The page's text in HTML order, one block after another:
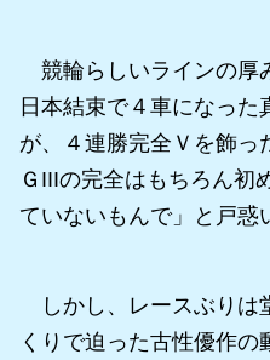
競輪らしいラインの厚
日本結束で４車になった
が、４連勝完全Ｖを飾っ
ＧIIIの完全はもちろん初
ていないもんで」と戸惑
しかし、レースぶりは
くりで迫った古性優作